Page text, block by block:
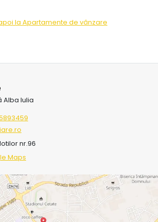
la Apartamente de vânzare
Alba Iulia
nr.96
Maps